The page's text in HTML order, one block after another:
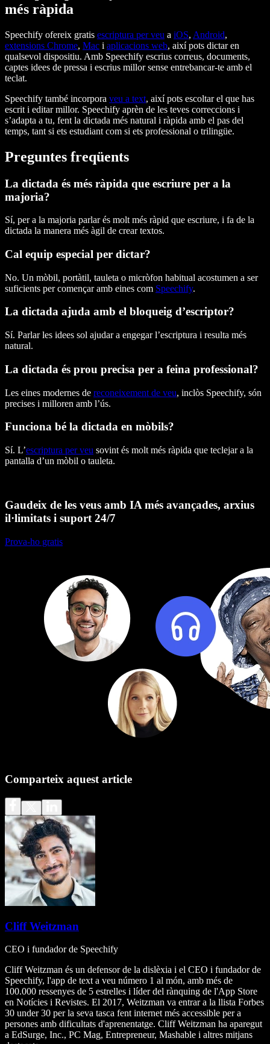
més ràpida
Speechify ofereix gratis escriptura per veu a iOS, Android,
extensions Chrome, Mac i aplicacions web, així pots dictar en
qualsevol dispositiu. Amb Speechify escrius correus, documents,
captes idees de pressa i escrius millor sense entrebancar-te amb el
teclat.
Speechify també incorpora veu a text, així pots escoltar el que has
escrit i editar millor. Speechify aprèn de les teves correccions i
s’adapta a tu, fent la dictada més natural i ràpida amb el pas del
temps, tant si ets estudiant com si ets professional o trilingüe.
Preguntes freqüents
La dictada és més ràpida que escriure per a la
majoria?
Sí, per a la majoria parlar és molt més ràpid que escriure, i fa de la
dictada la manera més àgil de crear textos.
Cal equip especial per dictar?
No. Un mòbil, portàtil, tauleta o micròfon habitual acostumen a ser
suficients per començar amb eines com Speechify.
La dictada ajuda amb el bloqueig d’escriptor?
Sí. Parlar les idees sol ajudar a engegar l’escriptura i resulta més
natural.
La dictada és prou precisa per a feina professional?
Les eines modernes de reconeixement de veu, inclòs Speechify, són
precises i milloren amb l’ús.
Funciona bé la dictada en mòbils?
Sí. L’escriptura per veu sovint és molt més ràpida que teclejar a la
pantalla d’un mòbil o tauleta.
Gaudeix de les veus amb IA més avançades, arxius
il·limitats i suport 24/7
Prova-ho gratis
Comparteix aquest article
Cliff Weitzman
CEO i fundador de Speechify
Cliff Weitzman és un defensor de la dislèxia i el CEO i fundador de
Speechify, l'app de text a veu número 1 al món, amb més de
100.000 ressenyes de 5 estrelles i líder del rànquing de l'App Store
en Notícies i Revistes. El 2017, Weitzman va entrar a la llista Forbes
30 under 30 per la seva tasca fent internet més accessible per a
persones amb dificultats d'aprenentatge. Cliff Weitzman ha aparegut
a EdSurge, Inc., PC Mag, Entrepreneur, Mashable i altres mitjans